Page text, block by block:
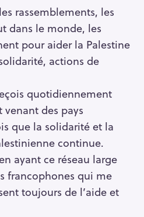
rassemblements, les
dans le monde, les
pour aider la Palestine
actions de
quotidiennement
des pays
que la solidarité et la
continue.
ayant ce réseau large
francophones qui me
toujours de l’aide et